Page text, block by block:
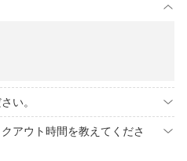
い。
アウト時間を教えてくださ